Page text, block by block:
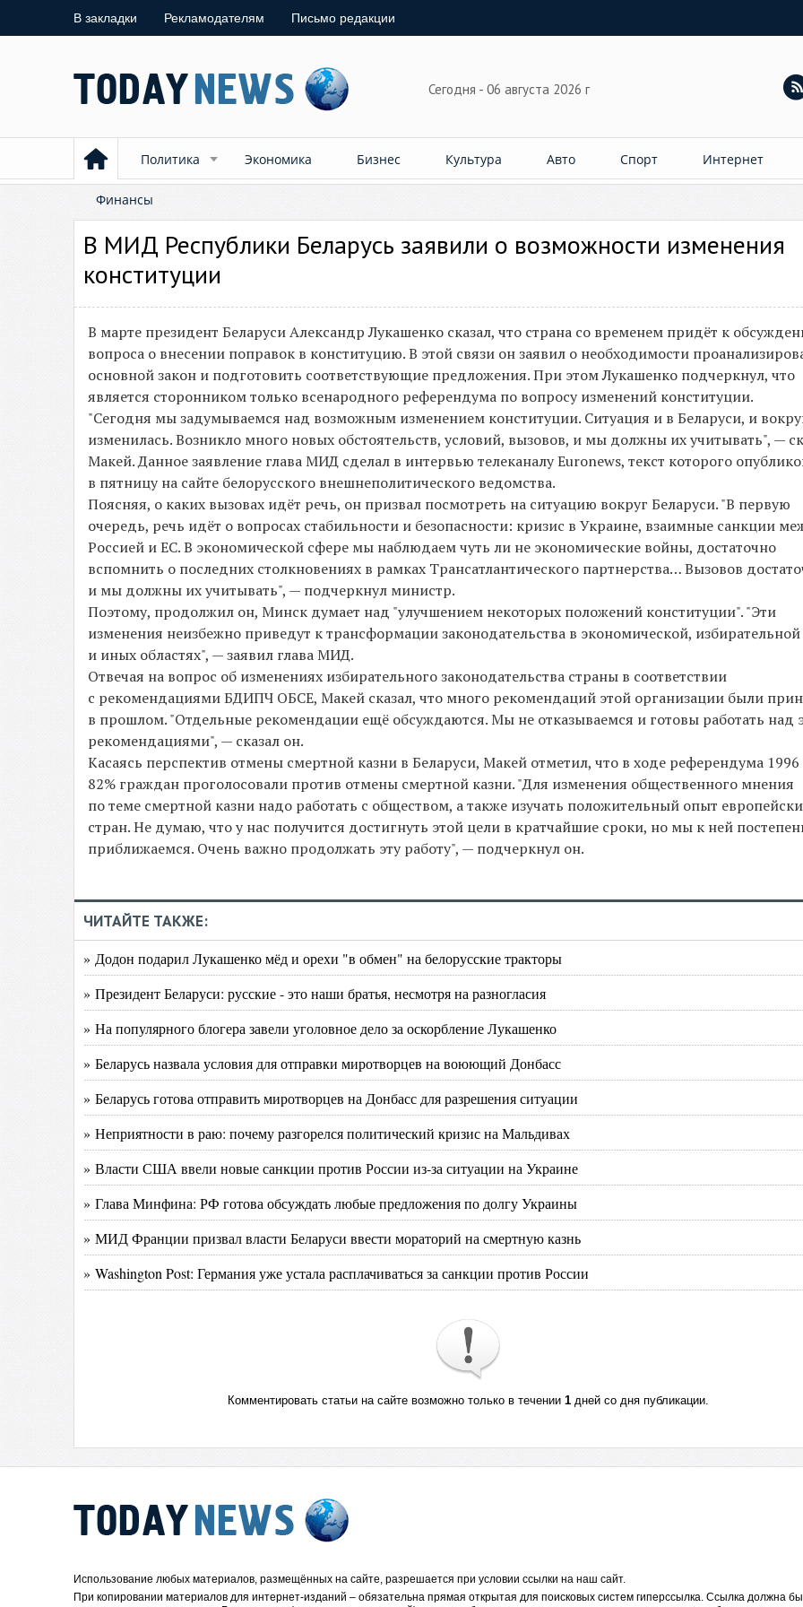
В закладки Рекламодателям Письмо редакции
Сегодня - 06 августа 2026 г
Политика Экономика Бизнес Культура Авто Спорт Интернет
Финансы
В МИД Республики Беларусь заявили о возможности изменения
конституции
В марте президент Беларуси Александр Лукашенко сказал, что страна со временем придёт к
вопроса о внесении поправок в конституцию. В этой связи он заявил о необходимости
основной закон и подготовить соответствующие предложения. При этом Лукашенко подчеркнул, что
является сторонником только всенародного референдума по вопросу изменений конституции.
"Сегодня мы задумываемся над возможным изменением конституции. Ситуация и в Беларуси, и
изменилась. Возникло много новых обстоятельств, условий, вызовов, и мы должны их учитывать", —
Макей. Данное заявление глава МИД сделал в интервью телеканалу Euronews, текст которого
в пятницу на сайте белорусского внешнеполитического ведомства.
Поясняя, о каких вызовах идёт речь, он призвал посмотреть на ситуацию вокруг Беларуси. "В первую
очередь, речь идёт о вопросах стабильности и безопасности: кризис в Украине, взаимные санкции
Россией и ЕС. В экономической сфере мы наблюдаем чуть ли не экономические войны, достаточно
вспомнить о последних столкновениях в рамках Трансатлантического партнерства… Вызовов
и мы должны их учитывать", — подчеркнул министр.
Поэтому, продолжил он, Минск думает над "улучшением некоторых положений конституции". "Эти
изменения неизбежно приведут к трансформации законодательства в экономической, избирательной
и иных областях", — заявил глава МИД.
Отвечая на вопрос об изменениях избирательного законодательства страны в соответствии
с рекомендациями БДИПЧ ОБСЕ, Макей сказал, что много рекомендаций этой организации были
в прошлом. "Отдельные рекомендации ещё обсуждаются. Мы не отказываемся и готовы работать над
рекомендациями", — сказал он.
Касаясь перспектив отмены смертной казни в Беларуси, Макей отметил, что в ходе референдума 1996
82% граждан проголосовали против отмены смертной казни. "Для изменения общественного мнения
по теме смертной казни надо работать с обществом, а также изучать положительный опыт
стран. Не думаю, что у нас получится достигнуть этой цели в кратчайшие сроки, но мы к ней
приближаемся. Очень важно продолжать эту работу", — подчеркнул он.
ЧИТАЙТЕ ТАКЖЕ:
» Додон подарил Лукашенко мёд и орехи "в обмен" на белорусские тракторы
» Президент Беларуси: русские - это наши братья, несмотря на разногласия
» На популярного блогера завели уголовное дело за оскорбление Лукашенко
» Беларусь назвала условия для отправки миротворцев на воюющий Донбасс
» Беларусь готова отправить миротворцев на Донбасс для разрешения ситуации
» Неприятности в раю: почему разгорелся политический кризис на Мальдивах
» Власти США ввели новые санкции против России из-за ситуации на Украине
» Глава Минфина: РФ готова обсуждать любые предложения по долгу Украины
» МИД Франции призвал власти Беларуси ввести мораторий на смертную казнь
» Washington Post: Германия уже устала расплачиваться за санкции против России
Комментировать статьи на сайте возможно только в течении 1дней со дня публикации.
Использование любых материалов, размещённых на сайте, разрешается при условии ссылки на наш сайт.
При копировании материалов для интернет-изданий – обязательна прямая открытая для поисковых систем гиперссылка. Ссылка должна